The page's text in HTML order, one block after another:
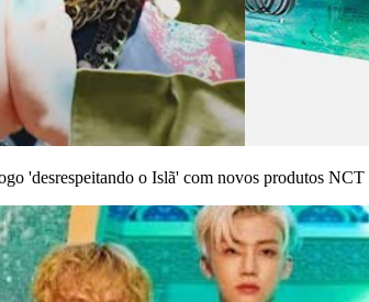
'desrespeitando o Islã' com novos produtos NCT